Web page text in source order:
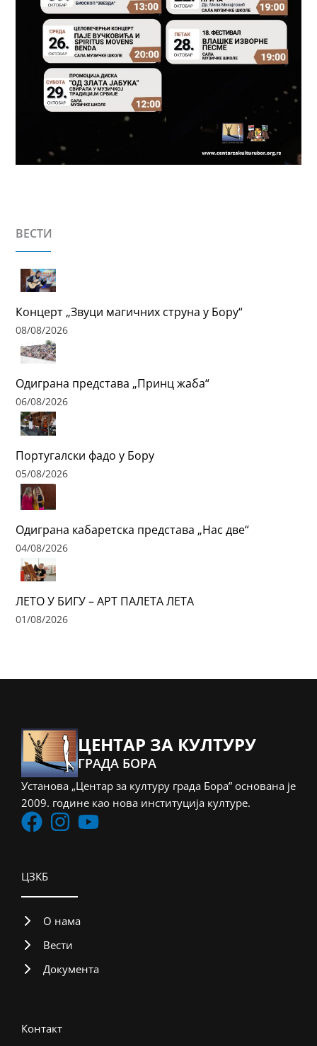
ВЕСТИ
Концерт „Звуци магичних струна у Бору“
08/08/2026
Одиграна представа „Принц жаба“
06/08/2026
Португалски фадо у Бору
05/08/2026
Одиграна кабаретска представа „Нас две“
04/08/2026
ЛЕТО У БИГУ – АРТ ПАЛЕТА ЛЕТА
01/08/2026
ЦЕНТАР ЗА КУЛТУРУ
ГРАДА БОРА
Установа „Центар за културу града Бора” основана је
2009. године као нова институција културе.
ЦЗКБ
О нама
Вести
Документа
Контакт